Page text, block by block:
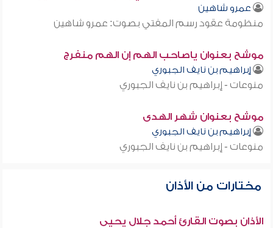
عمرو شاهين
منظومة عقود رسم المفتي بصوت: عمرو شاهين
موشح بعنوان ياصاحب الهم إن الهم منفرج
إبراهيم بن نايف الجبوري
منوعات - إبراهيم بن نايف الجبوري
موشح بعنوان شهر الهدى
إبراهيم بن نايف الجبوري
منوعات - إبراهيم بن نايف الجبوري
مختارات من الأذان
الأذان بصوت القارئ أحمد جلال يحيى